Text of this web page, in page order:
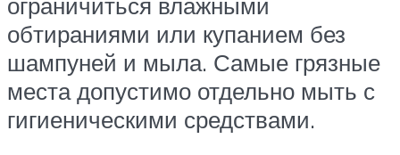
обтираниями или купанием без
шампуней и мыла. Самые грязные
места допустимо отдельно мыть с
гигиеническими средствами.